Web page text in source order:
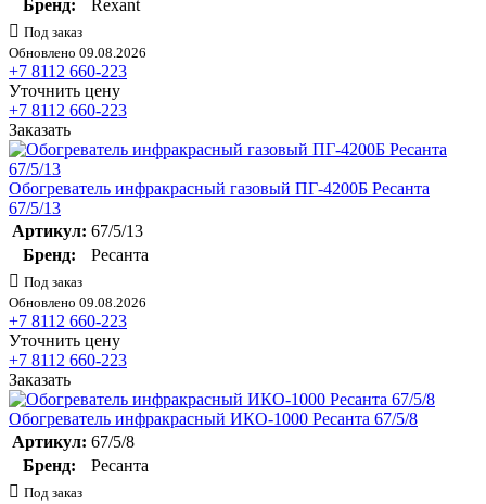
Бренд:
Rexant
Под заказ
Обновлено 09.08.2026
+7 8112 660-223
Уточнить цену
+7 8112 660-223
Заказать
Обогреватель инфракрасный газовый ПГ-4200Б Ресанта
67/5/13
Артикул: 67/5/13
Бренд:
Ресанта
Под заказ
Обновлено 09.08.2026
+7 8112 660-223
Уточнить цену
+7 8112 660-223
Заказать
Обогреватель инфракрасный ИКО-1000 Ресанта 67/5/8
Артикул: 67/5/8
Бренд:
Ресанта
Под заказ